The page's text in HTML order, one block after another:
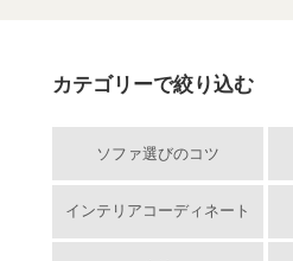
カテゴリーで絞り込む
ソファ選びのコツ
インテリアコーディネート